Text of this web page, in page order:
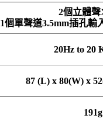
2個立體
1個單聲道3.5mm插孔
20Hz to 20
87 (L) x 80(W) x